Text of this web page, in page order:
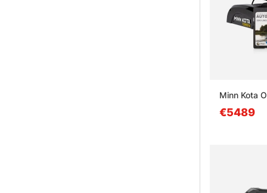
Minn Kota
€5489